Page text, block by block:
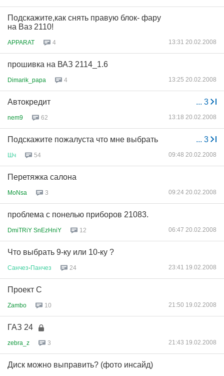
Подскажите,как снять правую блок- фару
на Ваз 2110!
APPARAT 4 13:31 20.02.2008
прошивка на ВАЗ 2114_1.6
Dimarik_papa 4 13:25 20.02.2008
... 3
Автокредит
nem9 62 13:18 20.02.2008
... 3
Подскажите пожалуста что мне выбрать
Шч 54 09:48 20.02.2008
Перетяжка салона
MoNsa 3 09:24 20.02.2008
проблема с понелью приборов 21083.
DmiTRiY SnEzHniY 12 06:47 20.02.2008
Что выбрать 9-ку или 10-ку ?
Санчез-Панчез 24 23:41 19.02.2008
Проект С
Zambo 10 21:50 19.02.2008
ГАЗ 24
zebra_z 3 21:43 19.02.2008
Диск можно выправить? (фото инсайд)